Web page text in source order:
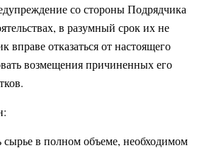
со стороны Подрядчика
в разумный срок их не
вправе отказаться от настоящего
возмещения причиненных его
сырье в полном объеме, необходимом